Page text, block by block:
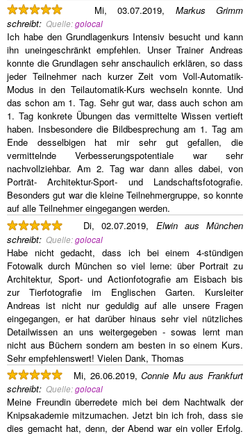
Mi, 03.07.2019, Markus Grimm
schreibt: Quelle:golocal
Ich habe den Grundlagenkurs Intensiv besucht und kann
ihn uneingeschränkt empfehlen. Unser Trainer Andreas
konnte die Grundlagen sehr anschaulich erklären, so dass
jeder Teilnehmer nach kurzer Zeit vom Voll-Automatik-
Modus in den Teilautomatik-Kurs wechseln konnte. Und
das schon am 1. Tag. Sehr gut war, dass auch schon am
1. Tag konkrete Übungen das vermittelte Wissen vertieft
haben. Insbesondere die Bildbesprechung am 1. Tag am
Ende desselbigen hat mir sehr gut gefallen, die
vermittelnde Verbesserungspotentiale war sehr
nachvollziehbar. Am 2. Tag war dann alles dabei, von
Porträt- Architektur-Sport- und Landschaftsfotografie.
Besonders gut war die kleine Teilnehmergruppe, so konnte
auf alle Teilnehmer eingegangen werden.
Di, 02.07.2019, Elwin aus München
schreibt: Quelle:golocal
Habe nicht gedacht, dass ich bei einem 4-stündigen
Fotowalk durch München so viel lerne: über Portrait zu
Architektur, Sport- und Actionfotografie am Eisbach bis
zur Tierfotografie im Englischen Garten. Kursleiter
Andreas ist nicht nur geduldig auf alle unsere Fragen
eingegangen, er hat darüber hinaus sehr viel nützliches
Detailwissen an uns weitergegeben - sowas lernt man
nicht aus Büchern sondern am besten in so einem Kurs.
Sehr empfehlenswert! Vielen Dank, Thomas
Mi, 26.06.2019,Connie Mu aus Frankfurt
schreibt: Quelle:golocal
Meine Freundin überredete mich bei dem Nachtwalk der
Knipsakademie mitzumachen. Jetzt bin ich froh, dass sie
dies gemacht hat, denn, der Abend war ein voller Erfolg.